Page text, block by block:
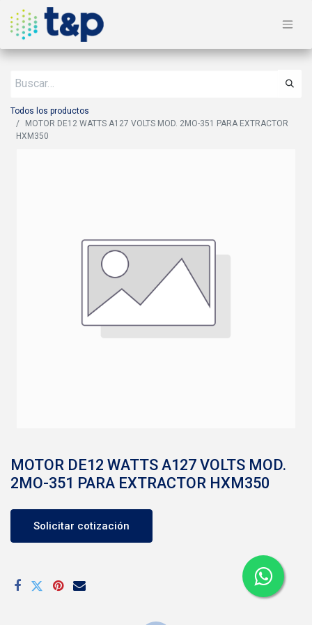
Todos los productos
MOTOR DE12 WATTS A127 VOLTS MOD. 2MO-351 PARA EXTRACTOR
HXM350
MOTOR DE12 WATTS A127 VOLTS MOD.
2MO-351 PARA EXTRACTOR HXM350
Solicitar cotización